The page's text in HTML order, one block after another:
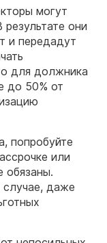
могут
они
и передадут
для должника
до 50% от
попробуйте
или
обязаны.
даже